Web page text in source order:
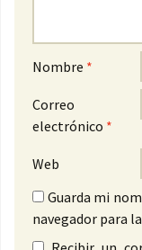
Nombre *
Correo
electrónico *
Web
Guarda mi
navegador para